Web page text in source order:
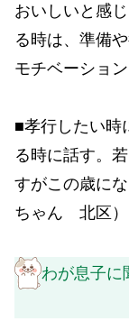
おいしいと感
る時は、準備
モチベーショ
■孝行したい時
る時に話す。
すがこの歳に
ちゃん 北区）
わが息子に